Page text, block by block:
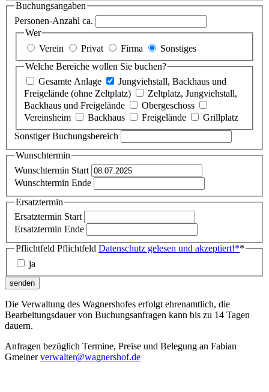
Buchungsangaben
Personen-Anzahl ca.
Wer
Verein
Privat Firma
Sonstiges
Welche Bereiche wollen Sie buchen?
Gesamte Anlage
Jungviehstall, Backhaus und
Freigelände (ohne Zeltplatz)
Zeltplatz, Jungviehstall,
Backhaus und Freigelände
Obergeschoss
Vereinsheim
Backhaus Freigelände
Grillplatz
Sonstiger Buchungsbereich
Wunschtermin
Wunschtermin Start
Wunschtermin Ende
Ersatztermin
Ersatztermin Start
Ersatztermin Ende
Pflichtfeld Pflichtfeld Datenschutz gelesen und akzeptiert!**
ja
senden
Die Verwaltung des Wagnershofes erfolgt ehrenamtlich, die
Bearbeitungsdauer von Buchungsanfragen kann bis zu 14 Tagen
dauern.
Anfragen bezüglich Termine, Preise und Belegung an Fabian
Gmeinerverwalter@wagnershof.de